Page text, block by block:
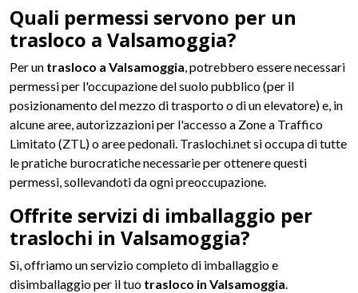
Quali permessi servono per un
trasloco a Valsamoggia?
Per un trasloco a Valsamoggia, potrebbero essere necessari
permessi per l'occupazione del suolo pubblico (per il
posizionamento del mezzo di trasporto o di un elevatore) e, in
alcune aree, autorizzazioni per l'accesso a Zone a Traffico
Limitato (ZTL) o aree pedonali. Traslochi.net si occupa di tutte
le pratiche burocratiche necessarie per ottenere questi
permessi, sollevandoti da ogni preoccupazione.
Offrite servizi di imballaggio per
traslochi in Valsamoggia?
Sì, offriamo un servizio completo di imballaggio e
disimballaggio per il tuo trasloco in Valsamoggia.